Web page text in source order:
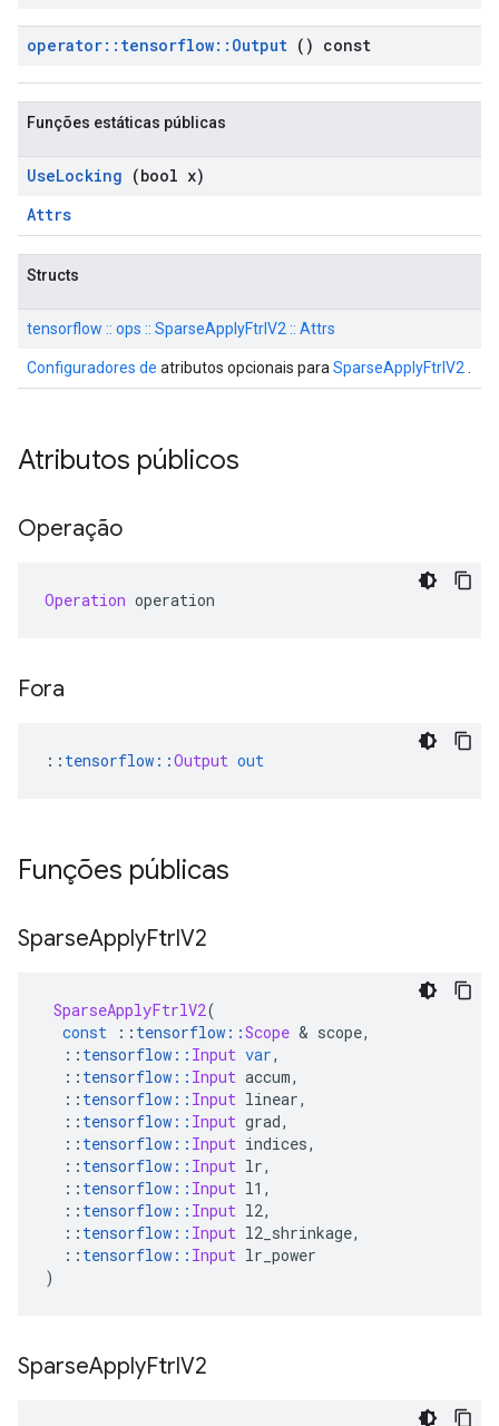
operator:: tensorflow:: Output () const
Funções estáticas públicas
UseLocking (bool x)
Attrs
Structs
tensorflow :: ops :: SparseApplyFtrlV2 :: Attrs
Configuradores de atributos opcionais para SparseApplyFtrlV2
Atributos públicos
Operação
Operation operation
Fora
:: tensorflow ::Output out
Funções públicas
SparseApplyFtrlV2
SparseApplyFtrlV2(
const
:: tensorflow ::Scope & scope,
:: tensorflow :: Input var,
:: tensorflow :: Input accum,
:: tensorflow :: Input linear,
:: tensorflow :: Input grad,
:: tensorflow :: Input indices,
:: tensorflow :: Input lr,
:: tensorflow :: Input l1 ,
:: tensorflow :: Input l2,
:: tensorflow :: Input l2_shrinkage,
:: tensorflow :: Input lr_power
)
SparseApplyFtrlV2